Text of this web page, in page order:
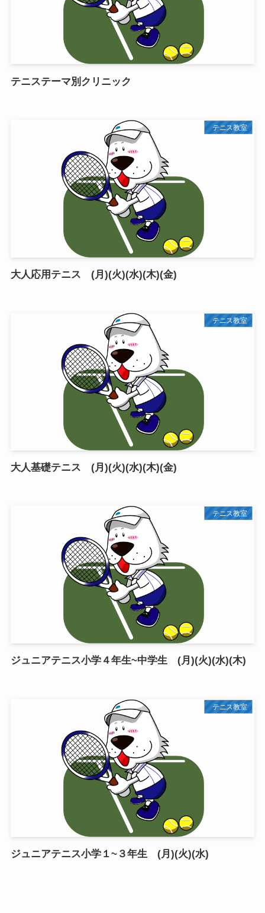
テニステーマ別クリニック
テニス教室
大人応用テニス (月)(火)(水)(木)(金)
テニス教室
大人基礎テニス (月)(火)(水)(木)(金)
テニス教室
ジュニアテニス小学４年生~中学生 (月)(火)(水)(木)
テニス教室
ジュニアテニス小学１~３年生 (月)(火)(水)